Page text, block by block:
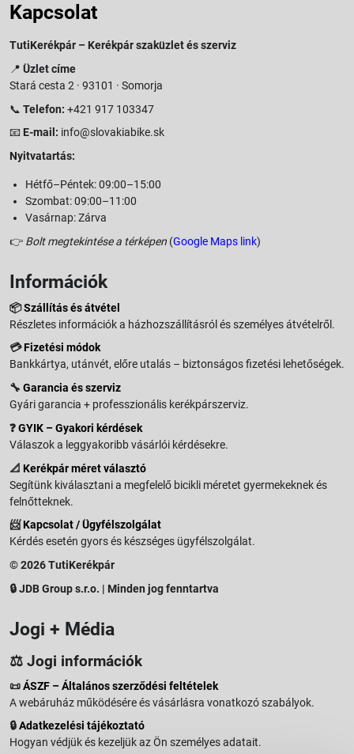
Kapcsolat
TutiKerékpár – Kerékpár szaküzlet és szerviz
📍 Üzlet címe
Stará cesta 2 · 93101 · Somorja
📞 Telefon: +421 917 103347
📧 E-mail: info@slovakiabike.sk
Nyitvatartás:
Hétfő–Péntek: 09:00–15:00
Szombat: 09:00–11:00
Vasárnap: Zárva
👉 Bolt megtekintése a térképen (Google Maps link)
Információk
📦Szállítás és átvétel
Részletes információk a házhozszállításról és személyes átvételről.
💳Fizetési módok
Bankkártya, utánvét, előre utalás – biztonságos fizetési lehetőségek.
🔧 Garancia és szerviz
Gyári garancia + professzionális kerékpárszerviz.
❓GYIK – Gyakori kérdések
Válaszok a leggyakoribb vásárlói kérdésekre.
📐 Kerékpár méret választó
Segítünk kiválasztani a megfelelő bicikli méretet gyermekeknek és
felnőtteknek.
📨Kapcsolat / Ügyfélszolgálat
Kérdés esetén gyors és készséges ügyfélszolgálat.
© 2026 TutiKerékpár
🔒 JDB Group s.r.o. | Minden jog fenntartva
Jogi + Média
⚖️ Jogi információk
📜ÁSZF – Általános szerződési feltételek
A webáruház működésére és vásárlásra vonatkozó szabályok.
🔒Adatkezelési tájékoztató
Hogyan védjük és kezeljük az Ön személyes adatait.